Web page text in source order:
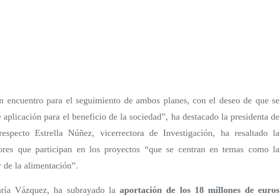
para el seguimiento de ambos planes, con el deseo de que se
para el beneficio de la sociedad”, ha destacado la presidenta de
Estrella Núñez, vicerrectora de Investigación, ha resaltado la
que participan en los proyectos “que se centran en temas como la
la alimentación”.
Vázquez, ha subrayado laaportación de los 18 millones de euros